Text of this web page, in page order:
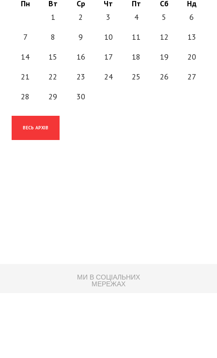
Пн Вт Ср Чт Пт Сб
Нд
1
2 3 4 5 6
7 8 9 10 11 12 13
14 15 16 17 18 19 20
21 22 23 24 25 26 27
28 29 30
ВЕСЬ АРХІВ
МИ В СОЦІАЛЬНИХ
МЕРЕЖАХ